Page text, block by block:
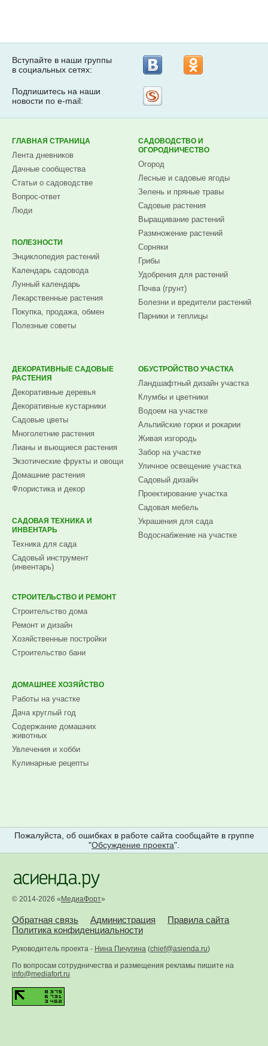
Вступайте в наши группы
в социальных сетях:
Подпишитесь на наши
новости по e-mail:
ГЛАВНАЯ СТРАНИЦА
Лента дневников
Дачные сообщества
Статьи о садоводстве
Вопрос-ответ
Люди
ПОЛЕЗНОСТИ
Энциклопедия растений
Календарь садовода
Лунный календарь
Лекарственные растения
Покупка, продажа, обмен
Полезные советы
САДОВОДСТВО И
ОГОРОДНИЧЕСТВО
Огород
Лесные и садовые ягоды
Зелень и пряные травы
Садовые растения
Выращивание растений
Размножение растений
Сорняки
Грибы
Удобрения для растений
Почва (грунт)
Болезни и вредители растений
Парники и теплицы
ДЕКОРАТИВНЫЕ САДОВЫЕ
РАСТЕНИЯ
Декоративные деревья
Декоративные кустарники
Садовые цветы
Многолетние растения
Лианы и вьющиеся растения
Экзотические фрукты и овощи
Домашние растения
Флористика и декор
САДОВАЯ ТЕХНИКА И
ИНВЕНТАРЬ
Техника для сада
Садовый инструмент
(инвентарь)
ОБУСТРОЙСТВО УЧАСТКА
Ландшафтный дизайн участка
Клумбы и цветники
Водоем на участке
Альпийские горки и рокарии
Живая изгородь
Забор на участке
Уличное освещение участка
Садовый дизайн
Проектирование участка
Садовая мебель
Украшения для сада
Водоснабжение на участке
СТРОИТЕЛЬСТВО И РЕМОНТ
Строительство дома
Ремонт и дизайн
Хозяйственные постройки
Строительство бани
ДОМАШНЕЕ ХОЗЯЙСТВО
Работы на участке
Дача круглый год
Содержание домашних
животных
Увлечения и хобби
Кулинарные рецепты
Пожалуйста, об ошибках в работе сайта сообщайте в группе
"Обсуждение проекта".
© 2014-2026 « МедиаФорт»
Обратная связь Администрация
Правила сайта
Политика конфиденциальности
Руководитель проекта - Нина Пичугина (chief@asienda.ru)
По вопросам сотрудничества и размещения рекламы пишите на
info@mediafort.ru